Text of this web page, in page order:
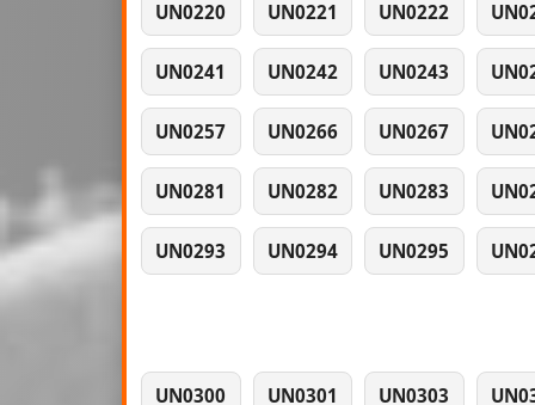
UN0220 UN0221 UN0222
UN0241 UN0242 UN0243
UN0257 UN0266 UN0267
UN0281 UN0282 UN0283
UN0293 UN0294 UN0295
UN0300 UN0301 UN0303